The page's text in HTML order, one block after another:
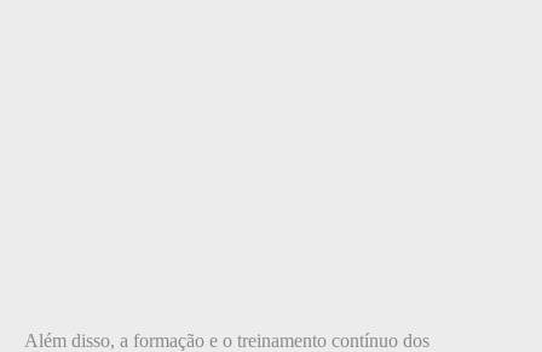
Além disso, a formação e o treinamento contínuo dos